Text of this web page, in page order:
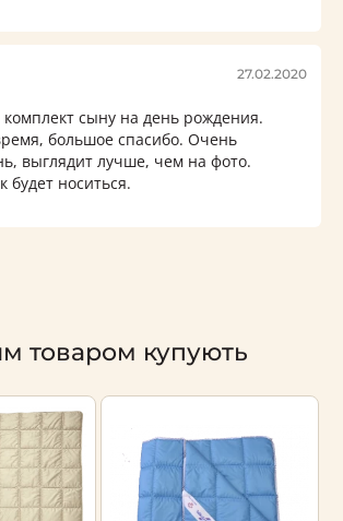
27.02.2020
комплект сыну на день рождения.
большое спасибо. Очень
выглядит лучше, чем на фото.
будет носиться.
товаром купують